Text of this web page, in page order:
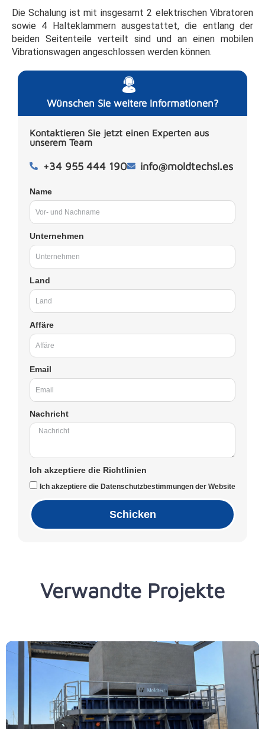
Die Schalung ist mit insgesamt 2 elektrischen Vibratoren
sowie 4 Halteklammern ausgestattet, die entlang der
beiden Seitenteile verteilt sind und an einen mobilen
Vibrationswagen angeschlossen werden können.
Wünschen Sie weitere Informationen?
Kontaktieren Sie jetzt einen Experten aus
unserem Team
+34 955 444 190 info@moldtechsl.es
Name
Unternehmen
Land
Affäre
Email
Nachricht
Ich akzeptiere die Richtlinien
Ich akzeptiere die Datenschutzbestimmungen der Website
Schicken
Verwandte Projekte